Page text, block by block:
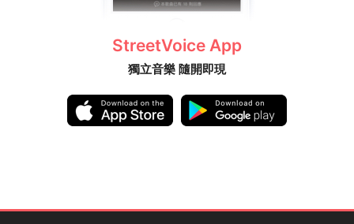
StreetVoice App
獨立音樂 隨開即現